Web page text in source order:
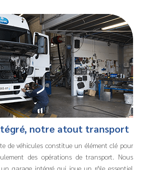
notre atout transport
de véhicules constitue un élément clé pour
des opérations de transport. Nous
garage intégré qui joue un rôle essentiel